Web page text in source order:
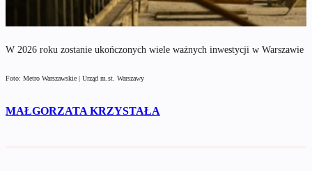
W 2026 roku zostanie ukończonych wiele ważnych inwestycji w Warszawie
Foto: Metro Warszawskie | Urząd m.st. Warszawy
MAŁGORZATA KRZYSTAŁA